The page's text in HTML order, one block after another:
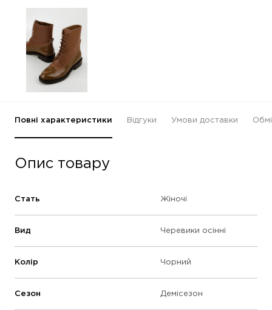
Повні характеристики Відгуки Умови доставки
Опис товару
Стать Жіночі
Вид Черевики осінні
Колір Чорний
Сезон Демісезон